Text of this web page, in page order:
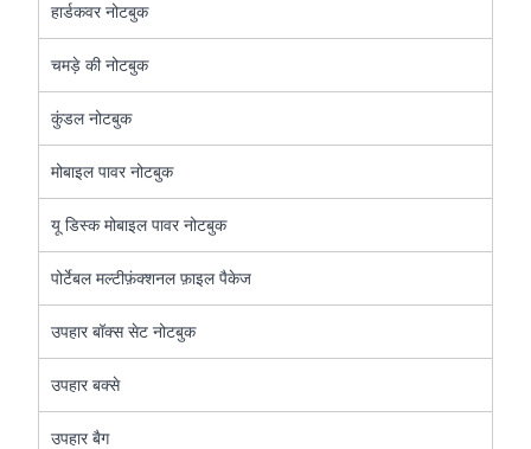
हार्डकवर नोटबुक
चमड़े की नोटबुक
कुंडल नोटबुक
मोबाइल पावर नोटबुक
यू डिस्क मोबाइल पावर नोटबुक
पोर्टेबल मल्टीफ़ंक्शनल फ़ाइल पैकेज
उपहार बॉक्स सेट नोटबुक
उपहार बक्से
उपहार बैग